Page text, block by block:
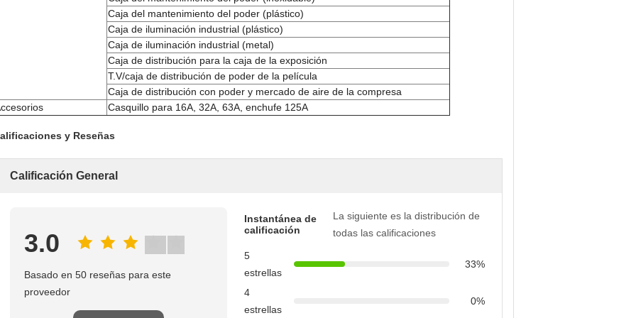
Caja del mantenimiento del poder (plástico)
Caja de iluminación industrial (plástico)
Caja de iluminación industrial (metal)
Caja de distribución para la caja de la exposición
T.V/caja de distribución de poder de la película
Caja de distribución con poder y mercado de aire de la compresa
Casquillo para 16A, 32A, 63A, enchufe 125A
y Reseñas
Calificación General
3.0
Basado en 50 reseñas para este
proveedor
Instantánea de
calificación
La siguiente es la distribución de
todas las calificaciones
5
estrellas
33%
4
estrellas
0%